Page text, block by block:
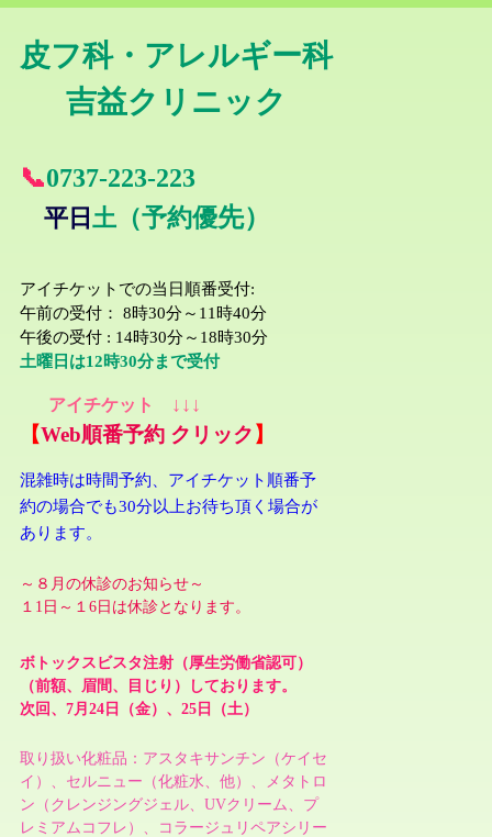
皮フ科・アレルギー科
吉益クリニック
📞0737-223-223
平日 土 （予約優先）
アイチケットでの当日順番受付:
午前の受付： 8時30分～11時40分
午後の受付 : 14時30分～18時30分
土曜日は12時30分まで受付
アイチケット ↓↓↓
【Web順番予約 クリック 】
混雑時は時間予約、アイチケット順番予
約の場合でも30分以上お待ち頂く場合が
あります。
～８月の休診のお知らせ～
１1日～１6日は休診となります。
ボトックスビスタ注射（厚生労働省認可）
（前額、眉間、目じり）しております。
次回、7月24日（金）、 25日 （土）
取り扱い化粧品：アスタキサンチン（ケイセ
イ）、セルニュー（化粧水、他）、メタトロ
ン（クレンジングジェル、UVクリーム、プ
レミアムコフレ）、コラージュリペアシリー